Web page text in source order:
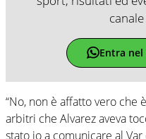
canale
Entra nel
“No, non è affatto vero che
arbitri che Alvarez aveva
stato io a comunicare al